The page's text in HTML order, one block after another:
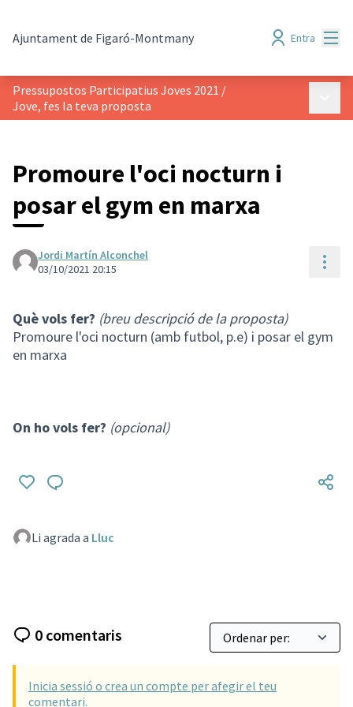
Ajuntament de Figaró-Montmany Entra
Pressupostos Participatius Joves 2021 /
Jove, fes la teva proposta
Promoure l'oci nocturn i
posar el gym en marxa
Jordi Martín Alconchel
03/10/2021 20:15
Què vols fer? (breu descripció de la proposta)
Promoure l'oci nocturn (amb futbol, p.e) i posar el gym
en marxa
On ho vols fer? (opcional)
Li agrada a Lluc
0 comentaris
Inicia sessió o crea un compte per afegir el teu
comentari.